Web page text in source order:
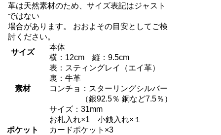
革は天然素材のため、サイズ表記はジャスト
ではない
場合があります。 おおよその目安としてご検
討ください。
サイズ
本体
横：12cm 縦：9.5cm
素材
表：スティングレイ（エイ革）
裏：牛革
コンチョ：スターリングシルバー
（銀92.5％ 銅など7.5％）
サイズ：31mm
ポケット
お札入れ×1 小銭入れ×１
カードポケット×3